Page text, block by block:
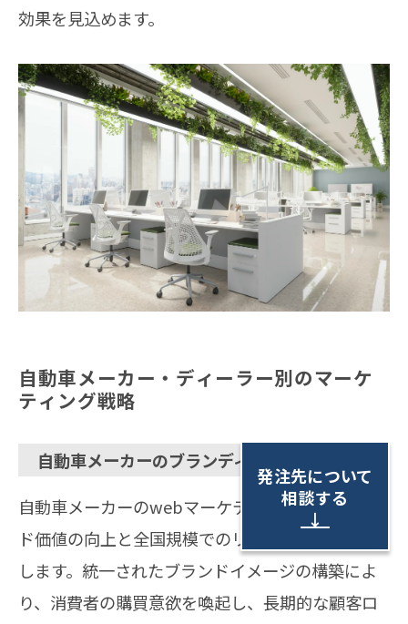
効果を見込めます。
自動車メーカー・ディーラー別のマーケ
ティング戦略
自動車メーカーのブランディング戦略
自動車メーカーのwebマーケティングは、ブラン
ド価値の向上と全国規模でのリーチ拡大を目的と
します。統一されたブランドイメージの構築によ
り、消費者の購買意欲を喚起し、長期的な顧客ロ
発注先について
相談する
↓